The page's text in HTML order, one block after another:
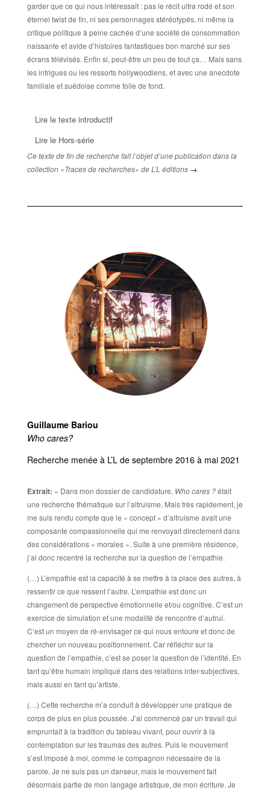
garder que ce qui nous intéressait : pas le récit ultra rodé et son
éternel twist de fin, ni ses personnages stéréotypés, ni même la
critique politique à peine cachée d’une société de consommation
naissante et avide d’histoires fantastiques bon marché sur ses
écrans télévisés. Enfin si, peut-être un peu de tout ça… Mais sans
les intrigues ou les ressorts hollywoodiens, et avec une anecdote
familiale et suédoise comme toile de fond.
Lire le texte introductif
Lire le Hors-série
Ce texte de fin de recherche fait l’objet d’une publication dans la
collection «Traces de recherches» de L’L éditions →.
Guillaume Bariou
Who cares?
Recherche menée à L’L de septembre 2016 à mai 2021
Extrait: « Dans mon dossier de candidature, Who cares ?était
une recherche thématique sur l’altruisme. Mais très rapidement, je
me suis rendu compte que le « concept » d’altruisme avait une
composante compassionnelle qui me renvoyait directement dans
des considérations « morales ». Suite à une première résidence,
j’ai donc recentré la recherche sur la question de l’empathie.
(…) L’empathie est la capacité à se mettre à la place des autres, à
ressentir ce que ressent l’autre. L’empathie est donc un
changement de perspective émotionnelle et/ou cognitive. C’est un
exercice de simulation et une modalité de rencontre d’autrui.
C’est un moyen de ré-envisager ce qui nous entoure et donc de
chercher un nouveau positionnement. Car réfléchir sur la
question de l’empathie, c’est se poser la question de l’identité. En
tant qu’être humain impliqué dans des relations inter-subjectives,
mais aussi en tant qu’artiste.
(…) Cette recherche m’a conduit à développer une pratique de
corps de plus en plus poussée. J’ai commencé par un travail qui
empruntait à la tradition du tableau vivant, pour ouvrir à la
contemplation sur les traumas des autres. Puis le mouvement
s’est imposé à moi, comme le compagnon nécessaire de la
parole. Je ne suis pas un danseur, mais le mouvement fait
désormais partie de mon langage artistique, de mon écriture. Je